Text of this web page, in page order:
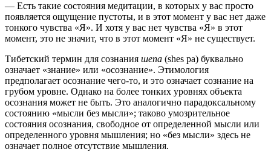
— Есть такие состояния медитации, в которых у вас просто
появляется ощущение пустоты, и в этот момент у вас нет даже
тонкого чувства «Я». И хотя у вас нет чувства «Я» в этот
момент, это не значит, что в этот момент «Я» не существует.
Тибетский термин для сознания шепа (shes pa) буквально
означает «знание» или «осознание». Этимология
предполагает осознание чего-то, и это означает сознание на
грубом уровне. Однако на более тонких уровнях объекта
осознания может не быть. Это аналогично парадоксальному
состоянию «мысли без мысли»; таково умозрительное
состояния осознания, свободное от определенной мысли или
определенного уровня мышления; но «без мысли» здесь не
означает полное отсутствие мышления.